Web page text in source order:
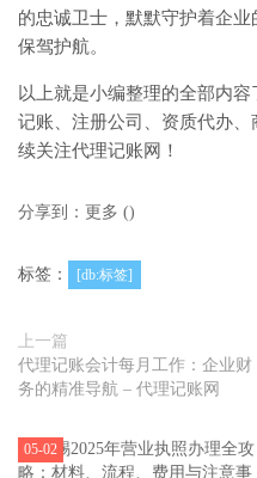
的忠诚卫士，默默守护着企
保驾护航。
以上就是小编整理的全部内
记账、注册公司、资质代办
续关注代理记账网！
分享到： 更多 ()
标签： [db:标签]
上一篇
代理记账会计每月工作：企业财
务的精准导航 – 代理记账网
05-02